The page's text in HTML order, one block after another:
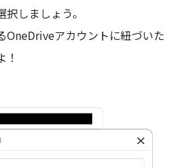
しましょう。
OneDriveアカウントに紐づいた